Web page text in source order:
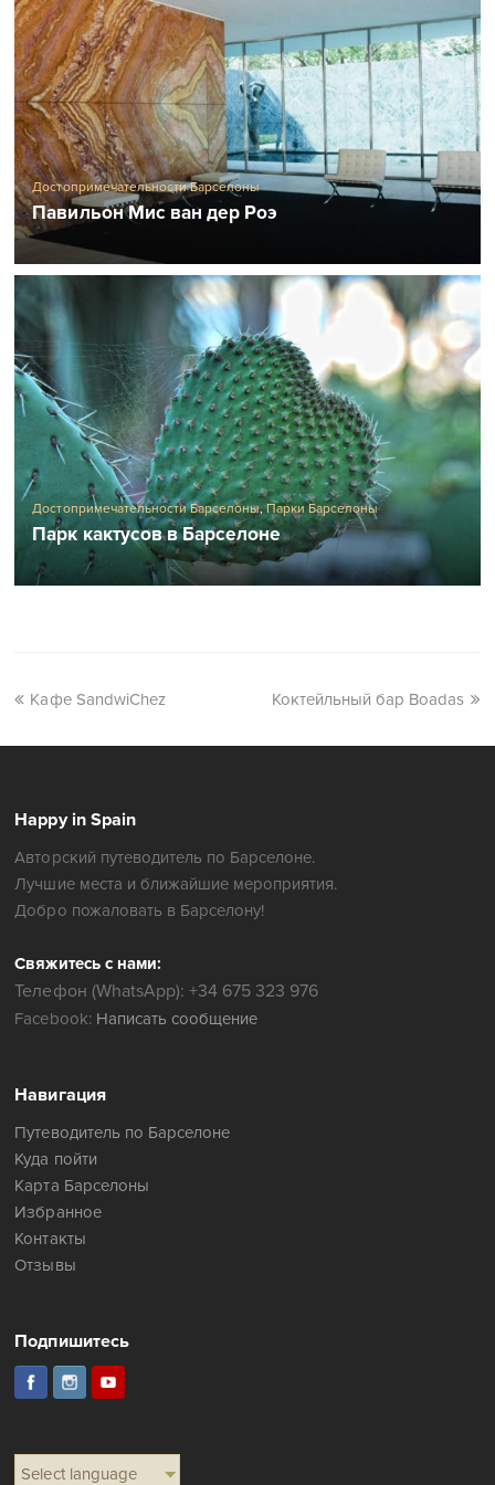
Достопримечательности Барселоны
Павильон Мис ван дер Роэ
Достопримечательности Барселоны,Парки Барселоны
Парк кактусов в Барселоне
Кафе SandwiChez Коктейльный бар Boadas
Happy in Spain
Авторский путеводитель по Барселоне.
Лучшие места и ближайшие мероприятия.
Добро пожаловать в Барселону!
Свяжитесь с нами:
Телефон (WhatsApp): +34 675 323 976
Facebook: Написать сообщение
Навигация
Путеводитель по Барселоне
Куда пойти
Карта Барселоны
Избранное
Контакты
Отзывы
Подпишитесь
Select language